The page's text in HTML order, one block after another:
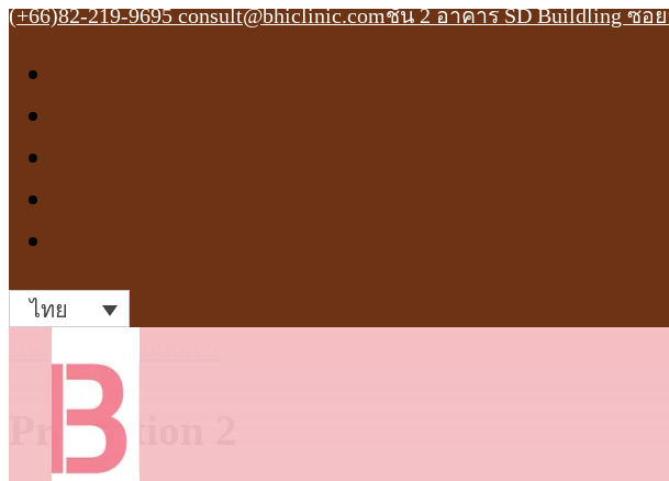
(+66)82-219-9695consult@bhiclinic.comชั้น 2 อาคาร SD Buildling ซอ
ไทย
Promotion 2